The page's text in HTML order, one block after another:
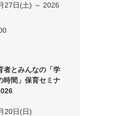
27日(土) ～ 2026
者とみんなの「学
時間」保育セミナ
20日(日)